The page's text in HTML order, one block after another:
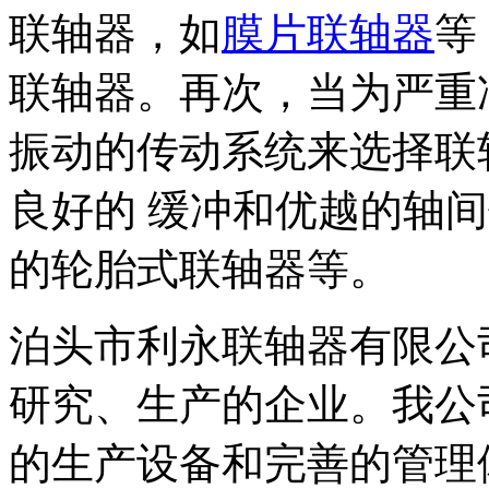
联轴器，如膜片联轴器等
联轴器。再次，当为严
振动的传动系统来选择
良好的 缓冲和优越的轴
的轮胎式联轴器等。
泊头市利永联轴器有限
研究、生产的企业。我
的生产设备和完善的管